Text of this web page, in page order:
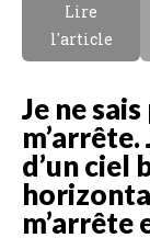
Lire
l'article
Je ne
d’un ciel
m’arrête